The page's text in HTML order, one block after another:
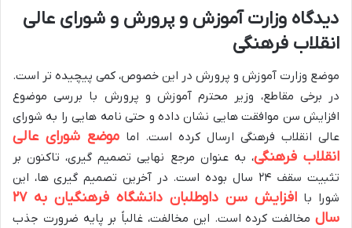
دیدگاه وزارت آموزش و پرورش و شورای عالی
انقلاب فرهنگی
موضع وزارت آموزش و پرورش در این خصوص، کمی پیچیده تر است.
در برخی مقاطع، وزیر محترم آموزش و پرورش با بررسی موضوع
افزایش سن موافقت هایی نشان داده و حتی نامه هایی را به شورای
عالی انقلاب فرهنگی ارسال کرده است. اما موضع شورای عالی
انقلاب فرهنگی، به عنوان مرجع نهایی تصمیم گیری، تاکنون بر
تثبیت سقف ۲۴ سال بوده است. در آخرین تصمیم گیری ها، این
شورا با
افزایش سن داوطلبان دانشگاه فرهنگیان به ۲۷
سال مخالفت کرده است. این مخالفت، غالباً بر پایه ضرورت جذب